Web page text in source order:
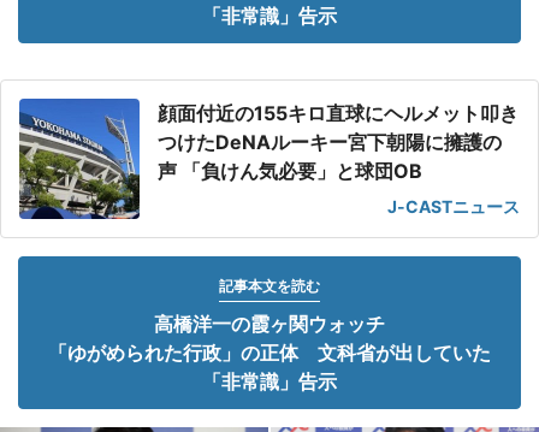
「非常識」告示
顔面付近の155キロ直球にヘルメット叩き
つけたDeNAルーキー宮下朝陽に擁護の
声 「負けん気必要」と球団OB
J-CASTニュース
記事本文を読む
高橋洋一の霞ヶ関ウォッチ
「ゆがめられた行政」の正体 文科省が出していた
「非常識」告示